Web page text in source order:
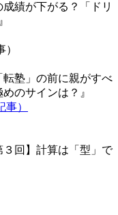
績が下がる？「ドリ
塾」の前に親がすべ
のサインは？』
回】計算は「型」で